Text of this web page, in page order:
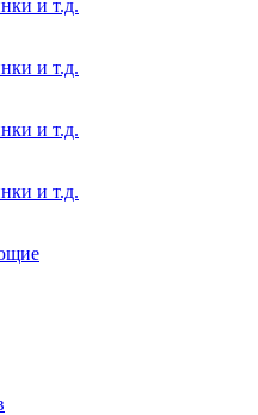
и т.д.
и т.д.
и т.д.
и т.д.